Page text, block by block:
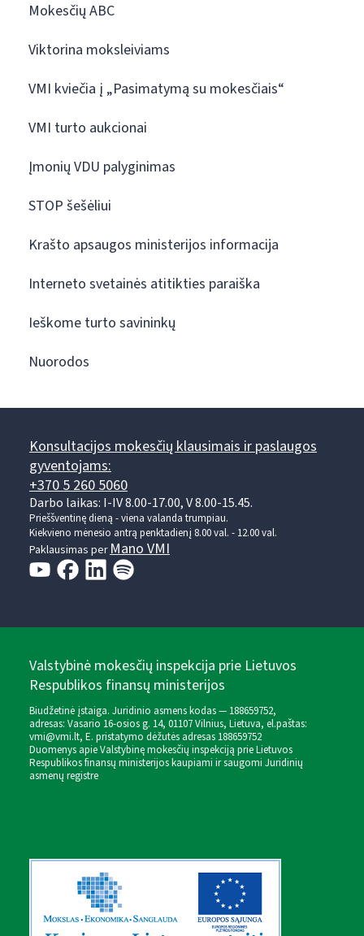
Mokesčių ABC
Viktorina moksleiviams
VMI kviečia į „Pasimatymą su mokesčiais“
VMI turto aukcionai
Įmonių VDU palyginimas
STOP šešėliui
Krašto apsaugos ministerijos informacija
Interneto svetainės atitikties paraiška
Ieškome turto savininkų
Nuorodos
Konsultacijos mokesčių klausimais ir paslaugos
gyventojams:
+370 5 260 5060
Darbo laikas: I-IV 8.00-17.00, V 8.00-15.45.
Prieššventinę dieną - viena valanda trumpiau.
Kiekvieno mėnesio antrą penktadienį 8.00 val. - 12.00 val.
Paklausimas perMano VMI
Valstybinė mokesčių inspekcija prie Lietuvos
Respublikos finansų ministerijos
Biudžetinė įstaiga. Juridinio asmens kodas — 188659752,
adresas: Vasario 16-osios g. 14, 01107 Vilnius, Lietuva, el.paštas:
vmi@vmi.lt, E. pristatymo dėžutės adresas 188659752
Duomenys apie Valstybinę mokesčių inspekciją prie Lietuvos
Respublikos finansų ministerijos kaupiami ir saugomi Juridinių
asmenų registre